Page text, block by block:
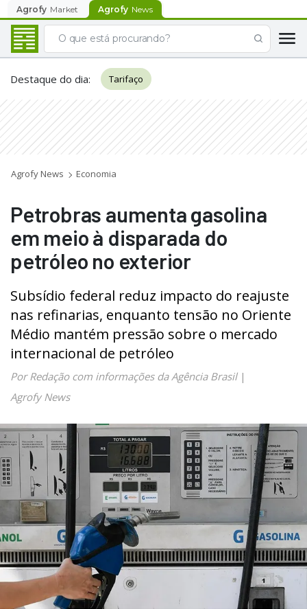
Agrofy Market Agrofy News
Destaque do dia: Tarifaço
Agrofy News Economia
Petrobras aumenta gasolina
em meio à disparada do
petróleo no exterior
Subsídio federal reduz impacto do reajuste
nas refinarias, enquanto tensão no Oriente
Médio mantém pressão sobre o mercado
internacional de petróleo
Por Redação com informações da Agência Brasil|
Agrofy News